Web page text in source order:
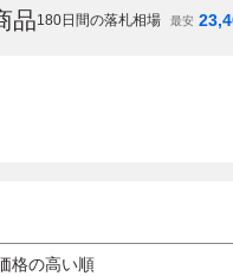
品180日間の落札相場 最安
格の高い順